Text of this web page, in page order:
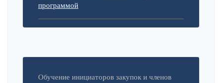
программой
Обучение инициаторов закупок и членов